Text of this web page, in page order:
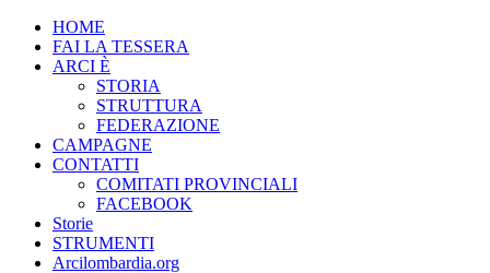
Skip
content
associazione di promozione sociale – mail lombardia@arci.it Via
Solari 40, 20144 Milano
Primary
Menu
HOME
FAI LA TESSERA
ARCI È
STORIA
STRUTTURA
FEDERAZIONE
CAMPAGNE
CONTATTI
COMITATI PROVINCIALI
FACEBOOK
Storie
STRUMENTI
Arcilombardia.org